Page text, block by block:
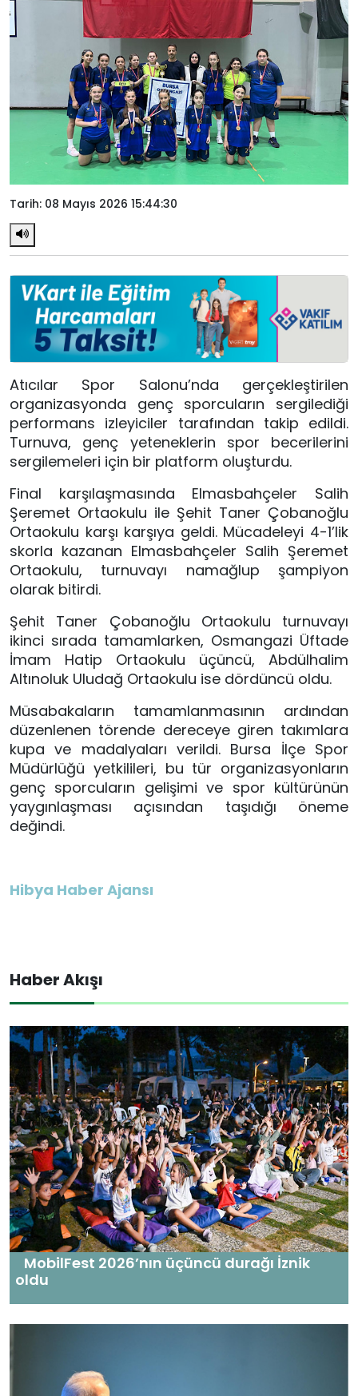
Tarih: 08 Mayıs 2026 15:44:30
Atıcılar Spor Salonu’nda gerçekleştirilen
organizasyonda genç sporcuların sergilediği
performans izleyiciler tarafından takip edildi.
Turnuva, genç yeteneklerin spor becerilerini
sergilemeleri için bir platform oluşturdu.
Final karşılaşmasında Elmasbahçeler Salih
Şeremet Ortaokulu ile Şehit Taner Çobanoğlu
Ortaokulu karşı karşıya geldi. Mücadeleyi 4-1’lik
skorla kazanan Elmasbahçeler Salih Şeremet
Ortaokulu, turnuvayı namağlup şampiyon
olarak bitirdi.
Şehit Taner Çobanoğlu Ortaokulu turnuvayı
ikinci sırada tamamlarken, Osmangazi Üftade
İmam Hatip Ortaokulu üçüncü, Abdülhalim
Altınoluk Uludağ Ortaokulu ise dördüncü oldu.
Müsabakaların tamamlanmasının ardından
düzenlenen törende dereceye giren takımlara
kupa ve madalyaları verildi. Bursa İlçe Spor
Müdürlüğü yetkilileri, bu tür organizasyonların
genç sporcuların gelişimi ve spor kültürünün
yaygınlaşması açısından taşıdığı öneme
değindi.
Hibya Haber Ajansı
Haber Akışı
MobilFest 2026’nın üçüncü durağı İznik
oldu